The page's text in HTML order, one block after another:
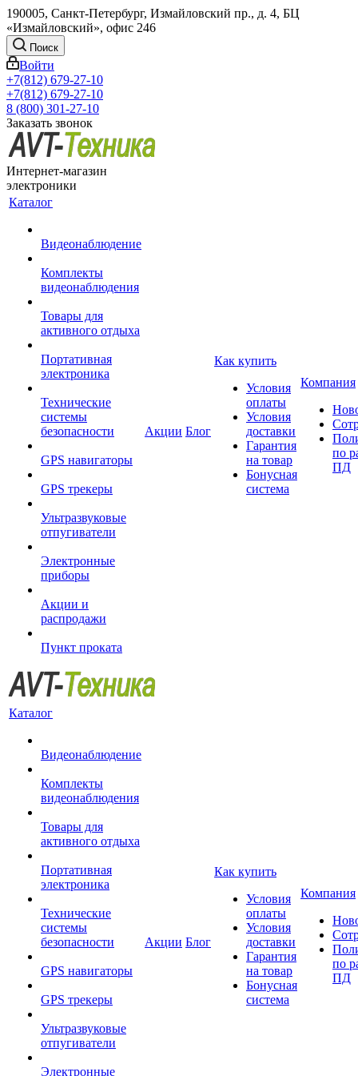
190005, Санкт-Петербург, Измайловский пр., д. 4, БЦ
«Измайловский», офис 246
Поиск
Войти
+7(812) 679-27-10
+7(812) 679-27-10
8 (800) 301-27-10
Заказать звонок
Интернет-магазин
электроники
Каталог
Видеонаблюдение
Комплекты
видеонаблюдения
Товары для
активного отдыха
Портативная
электроника
Технические
системы
безопасности
GPS навигаторы
GPS трекеры
Ультразвуковые
отпугиватели
Электронные
приборы
Акции и
распродажи
Пункт проката
Акции Блог
Как купить
Условия
оплаты
Условия
доставки
Гарантия
на товар
Бонусная
система
Компания
по
ПД
Каталог
Видеонаблюдение
Комплекты
видеонаблюдения
Товары для
активного отдыха
Портативная
электроника
Технические
системы
безопасности
GPS навигаторы
GPS трекеры
Ультразвуковые
отпугиватели
Электронные
Акции Блог
Как купить
Условия
оплаты
Условия
доставки
Гарантия
на товар
Бонусная
система
Компания
по
ПД